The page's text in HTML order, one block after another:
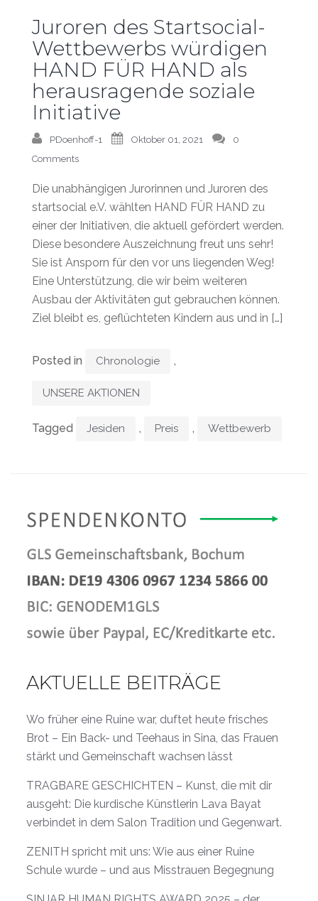
Juroren des Startsocial-
Wettbewerbs würdigen
HAND FÜR HAND als
herausragende soziale
Initiative
PDoenhoff-1 Oktober 01, 2021
0
Comments
Die unabhängigen Jurorinnen und Juroren des
startsocial e.V. wählten HAND FÜR HAND zu
einer der Initiativen, die aktuell gefördert werden.
Diese besondere Auszeichnung freut uns sehr!
Sie ist Ansporn für den vor uns liegenden Weg!
Eine Unterstützung, die wir beim weiteren
Ausbau der Aktivitäten gut gebrauchen können.
Ziel bleibt es, geflüchteten Kindern aus und in […]
Posted in Chronologie ,
UNSERE AKTIONEN
Tagged Jesiden , Preis , Wettbewerb
AKTUELLE BEITRÄGE
Wo früher eine Ruine war, duftet heute frisches
Brot – Ein Back- und Teehaus in Sina, das Frauen
stärkt und Gemeinschaft wachsen lässt
TRAGBARE GESCHICHTEN – Kunst, die mit dir
ausgeht: Die kurdische Künstlerin Lava Bayat
verbindet in dem Salon Tradition und Gegenwart.
ZENITH spricht mit uns: Wie aus einer Ruine
Schule wurde – und aus Misstrauen Begegnung